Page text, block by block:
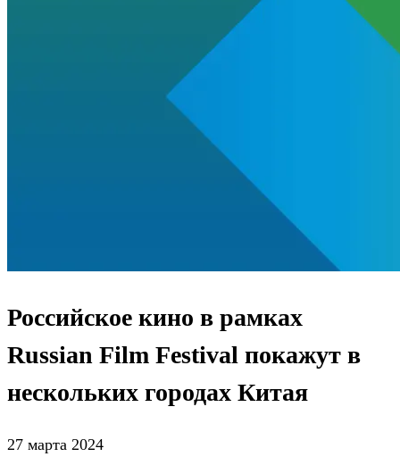
Российское кино в рамках
Russian Film Festival покажут в
нескольких городах Китая
27 марта 2024